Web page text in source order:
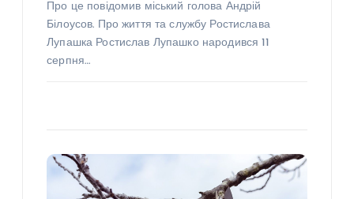
Про це повідомив міський голова Андрій
Білоусов. Про життя та службу Ростислава
Лупашка Ростислав Лупашко народився 11
серпня…